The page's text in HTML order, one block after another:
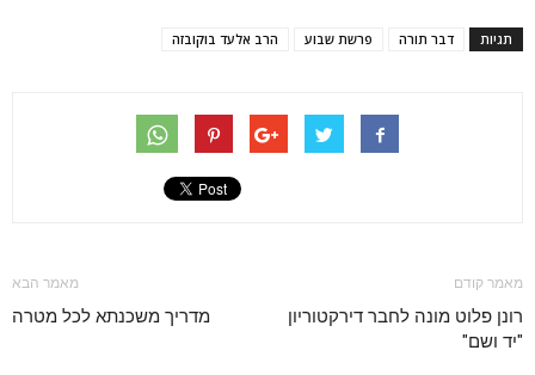
תגיות דבר תורה פרשת שבוע הרב אלעד בוקובזה
מאמר קודם
רונן פלוט מונה לחבר דירקטוריון
"יד ושם"
מאמר הבא
מדריך משכנתא לכל מטרה